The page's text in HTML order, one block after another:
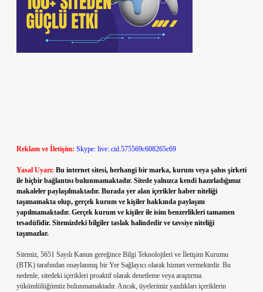
Reklam ve İletişim: Skype: live:.cid.575569c608265c69
Yasal Uyarı: Bu internet sitesi, herhangi bir marka, kurum veya şahıs şirketi
ile hiçbir bağlantısı bulunmamaktadır. Sitede yalnızca kendi hazırladığımız
makaleler paylaşılmaktadır. Burada yer alan içerikler haber niteliği
taşımamakta olup, gerçek kurum ve kişiler hakkında paylaşım
yapılmamaktadır. Gerçek kurum ve kişiler ile isim benzerlikleri tamamen
tesadüfidir. Sitemizdeki bilgiler taslak halindedir ve tavsiye niteliği
taşımazlar.
Sitemiz, 5651 Sayılı Kanun gereğince Bilgi Teknolojileri ve İletişim Kurumu
(BTK) tarafından onaylanmış bir Yer Sağlayıcı olarak hizmet vermektedir. Bu
nedenle, sitedeki içerikleri proaktif olarak denetleme veya araştırma
yükümlülüğümüz bulunmamaktadır. Ancak, üyelerimiz yazdıkları içeriklerin